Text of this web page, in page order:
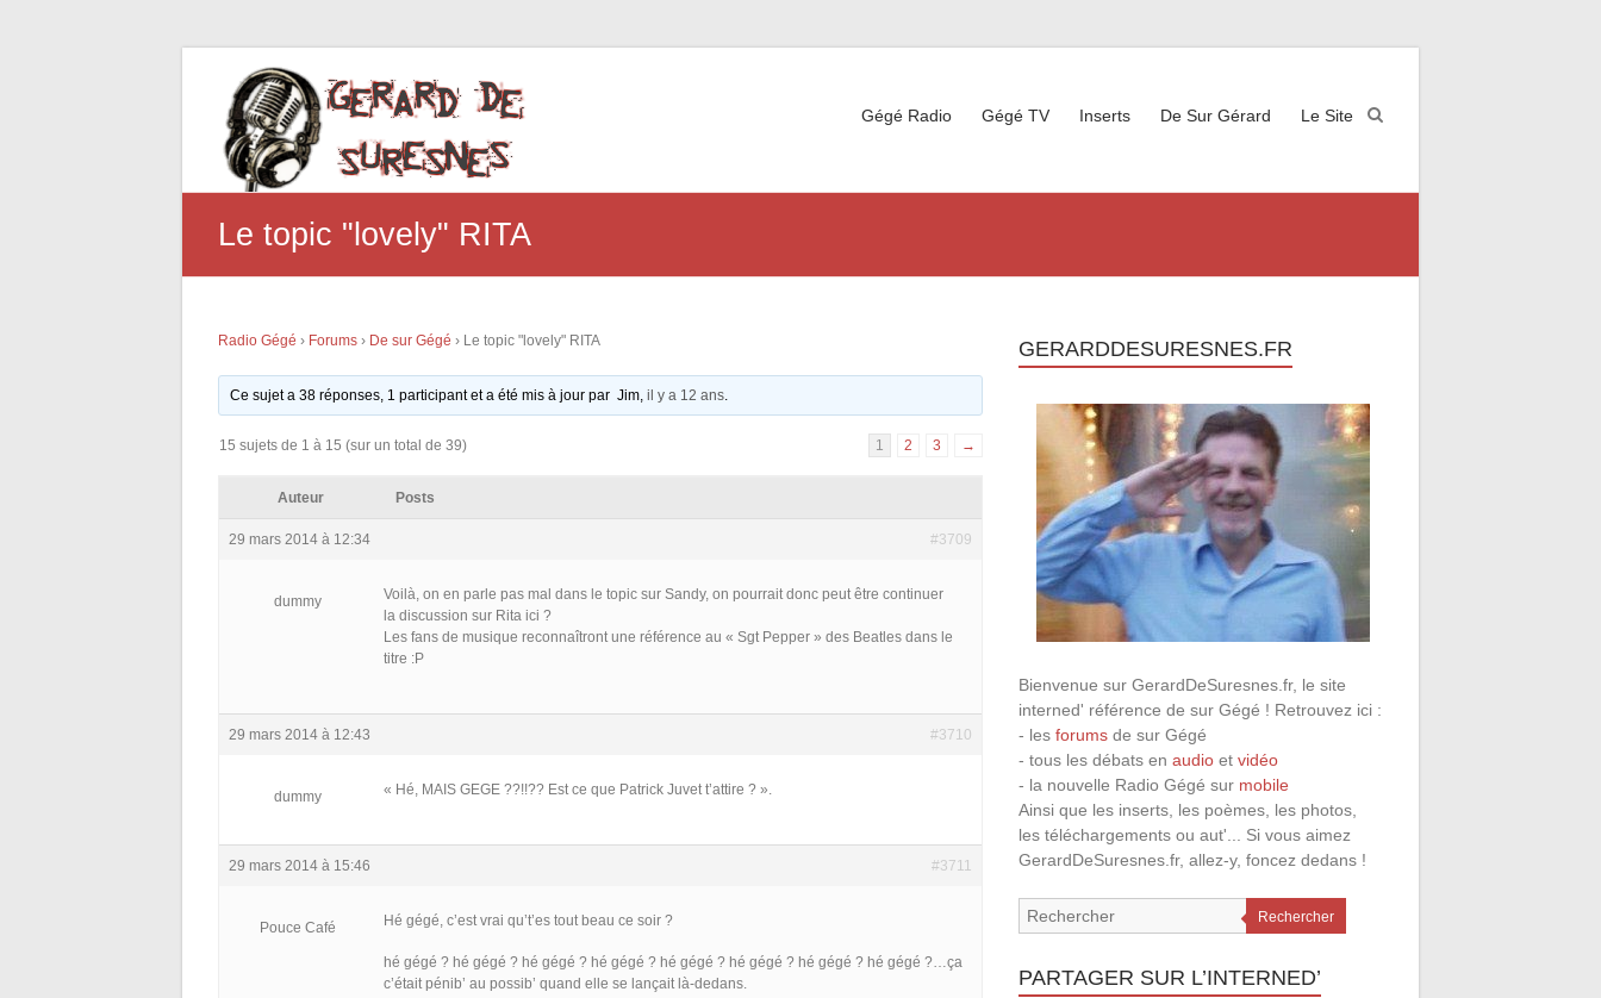
Gégé Radio Gégé TV Inserts De Sur Gérard Le Site
Le topic "lovely" RITA
Radio Gégé › Forums › De sur Gégé › Le topic "lovely" RITA
Ce sujet a 38 réponses, 1 participant et a été mis à jour par Jim,il y a 12 ans.
15 sujets de 1 à 15 (sur un total de 39) 1 2 3 →
Auteur Posts
29 mars 2014 à 12:34 #3709
dummy
Voilà, on en parle pas mal dans le topic sur Sandy, on pourrait donc peut être continuer
la discussion sur Rita ici ?
Les fans de musique reconnaîtront une référence au « Sgt Pepper » des Beatles dans le
titre :P
29 mars 2014 à 12:43 #3710
dummy « Hé, MAIS GEGE ??!!?? Est ce que Patrick Juvet t’attire ? ».
29 mars 2014 à 15:46 #3711
Pouce Café Hé gégé, c’est vrai qu’t’es tout beau ce soir ?
hé gégé ? hé gégé ? hé gégé ? hé gégé ? hé gégé ? hé gégé ? hé gégé ? hé gégé ?…ça
c’était pénib’ au possib’ quand elle se lançait là-dedans.
GERARDDESURESNES.FR
Bienvenue sur GerardDeSuresnes.fr, le site
interned' référence de sur Gégé ! Retrouvez ici :
- lesforums de sur Gégé
- tous les débats enaudio etvidéo
- la nouvelle Radio Gégé sur mobile
Ainsi que les inserts, les poèmes, les photos,
les téléchargements ou aut'... Si vous aimez
GerardDeSuresnes.fr, allez-y, foncez dedans !
Rechercher
PARTAGER SUR L’INTERNED’